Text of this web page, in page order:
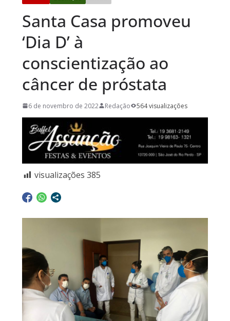
Santa Casa promoveu
‘Dia D’ à
conscientização ao
câncer de próstata
6 de novembro de 2022 Redação 564 visualizações
visualizações 385